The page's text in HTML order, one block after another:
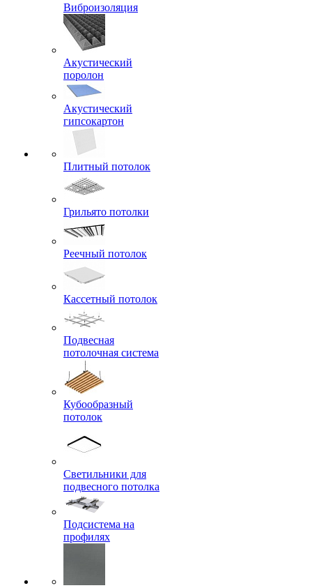
Виброизоляция
Акустический
поролон
Акустический
гипсокартон
Плитный потолок
Грильято потолки
Реечный потолок
Кассетный потолок
Подвесная
потолочная система
Кубообразный
потолок
Светильники для
подвесного потолка
Подсистема на
профилях